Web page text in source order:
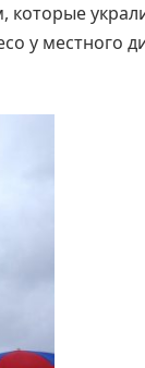
которые
у местного